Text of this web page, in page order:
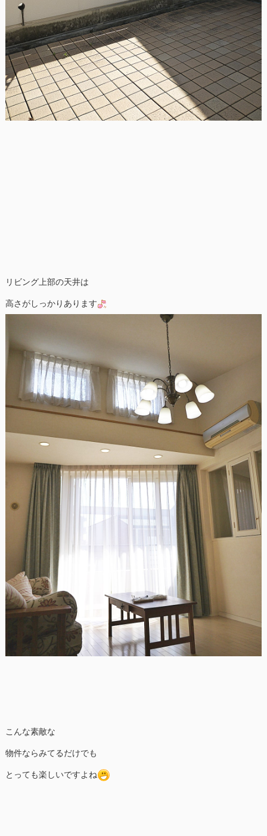
リビング上部の天井は
高さがしっかりあります
こんな素敵な
物件ならみてるだけでも
とっても楽しいですよね